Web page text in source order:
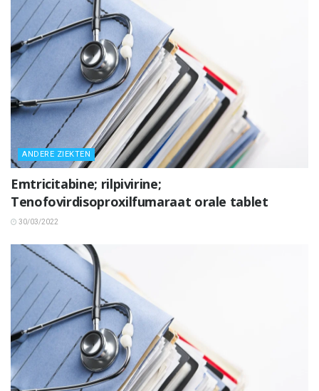
ANDERE ZIEKTEN
Emtricitabine; rilpivirine;
Tenofovirdisoproxilfumaraat orale tablet
30/03/2022